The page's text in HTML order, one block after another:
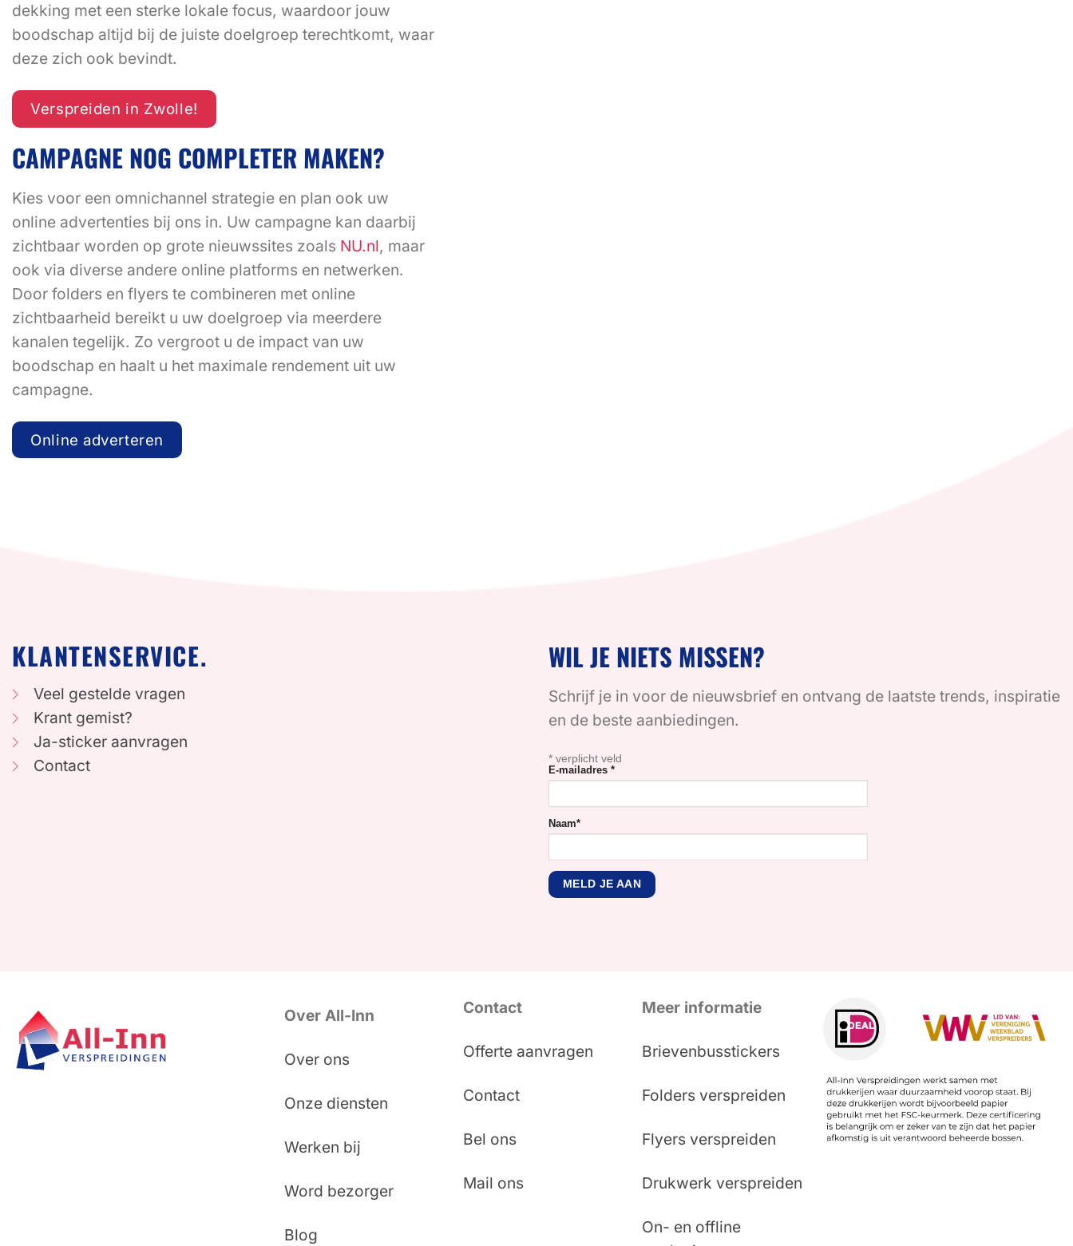
dekking met een sterke lokale focus, waardoor jouw
boodschap altijd bij de juiste doelgroep terechtkomt, waar
deze zich ook bevindt.
Verspreiden in Zwolle!
CAMPAGNE NOG COMPLETER MAKEN?
Kies voor een omnichannel strategie en plan ook uw
online advertenties bij ons in. Uw campagne kan daarbij
zichtbaar worden op grote nieuwssites zoals NU.nl, maar
ook via diverse andere online platforms en netwerken.
Door folders en flyers te combineren met online
zichtbaarheid bereikt u uw doelgroep via meerdere
kanalen tegelijk. Zo vergroot u de impact van uw
boodschap en haalt u het maximale rendement uit uw
campagne.
Online adverteren
KLANTENSERVICE.
Veel gestelde vragen
Krant gemist?
Ja-sticker aanvragen
Contact
WIL JE NIETS MISSEN?
Schrijf je in voor de nieuwsbrief en ontvang de laatste trends, inspiratie
en de beste aanbiedingen.
* verplicht veld
E-mailadres *
Naam*
Over All-Inn
Over ons
Onze diensten
Werken bij
Word bezorger
Blog
Contact
Offerte aanvragen
Contact
Bel ons
Mail ons
Meer informatie
Brievenbusstickers
Folders verspreiden
Flyers verspreiden
Drukwerk verspreiden
On- en offline